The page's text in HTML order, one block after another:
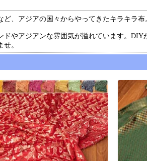
ど、アジアの国々からやってきたキラキラ
ドやアジアンな雰囲気が溢れています。
。